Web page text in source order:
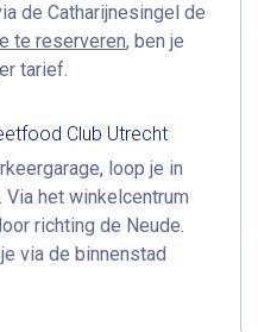
de Catharijnesingel de
te reserveren, ben je
tarief.
Club Utrecht
loop je in
het winkelcentrum
richting de Neude.
via de binnenstad